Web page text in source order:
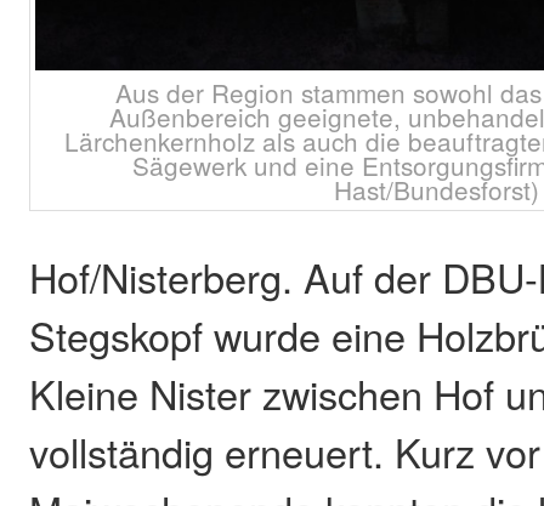
Aus der Region stammen sowohl
Außenbereich geeignete,
Lärchenkernholz als auch die
Sägewerk und eine
Hast/Bundesforst)
Hof/Nisterberg. Auf der
Stegskopf wurde eine
Kleine Nister zwischen Hof
vollständig erneuert. Kurz